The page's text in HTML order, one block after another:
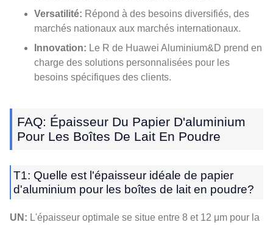
Versatilité: Répond à des besoins diversifiés, des
marchés nationaux aux marchés internationaux.
Innovation: Le R de Huawei Aluminium&D prend en
charge des solutions personnalisées pour les
besoins spécifiques des clients.
FAQ: Épaisseur Du Papier D'aluminium
Pour Les Boîtes De Lait En Poudre
T1: Quelle est l'épaisseur idéale de papier
d'aluminium pour les boîtes de lait en poudre?
UN: L'épaisseur optimale se situe entre 8 et 12 μm pour la